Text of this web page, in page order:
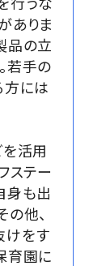
ありま
品の立
若手の
方には
活用
ステー
身も出
他、
けをす
育園に